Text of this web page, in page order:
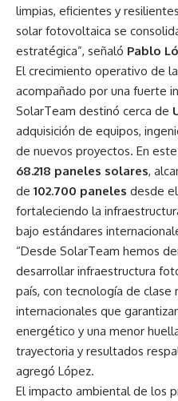
limpias, eficientes y
solar fotovoltaica se
estratégica”, señaló Pablo
El crecimiento operativo de
acompañado por una fuerte
SolarTeam destinó cerca de
adquisición de equipos,
de nuevos proyectos. En
68.218 paneles solares,
de 102.700 paneles desde
fortaleciendo la
bajo estándares
“Desde SolarTeam hemos
desarrollar infraestructura
país, con tecnología de clase
internacionales que
energético y una menor
trayectoria y resultados
agregó López.
El impacto ambiental de los